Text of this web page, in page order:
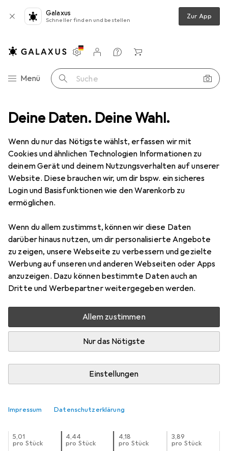
Deine Daten. Deine Wahl.
Wenn du nur das Nötigste wählst, erfassen wir mit
Cookies und ähnlichen Technologien Informationen zu
deinem Gerät und deinem Nutzungsverhalten auf unserer
Website. Diese brauchen wir, um dir bspw. ein sicheres
Login und Basisfunktionen wie den Warenkorb zu
ermöglichen.
Wenn du allem zustimmst, können wir diese Daten
darüber hinaus nutzen, um dir personalisierte Angebote
zu zeigen, unsere Webseite zu verbessern und gezielte
Werbung auf unseren und anderen Webseiten oder Apps
anzuzeigen. Dazu können bestimmte Daten auch an
Dritte und Werbepartner weitergegeben werden.
Allem zustimmen
Nur das Nötigste
Einstellungen
Impressum Datenschutzerklärung
Galaxus
Schneller finden und bestellen Zur App
Navigation nach Kategorien
Menü Suche
Einstellungen
Kundenkonto
Vergleichslisten
Merklisten
Warenkorb
Gebäudesicherheit REV Magnetbefestigung für Rauchmelder
4 Bilder
MENGENRABATT
REV Magnetbefestigung für
Rauchmelder
Preis in EUR inkl. MwSt.
EUR
4,44
Schneller lieferbar
Bewertungen Marke
Mehr von REV
Zwischen Sa, 15.8. und Mi, 19.8. geliefert
EUR
5,01
pro Stück
EUR
4,44
pro Stück
EUR
4,18
pro Stück
EUR
3,89
pro Stück